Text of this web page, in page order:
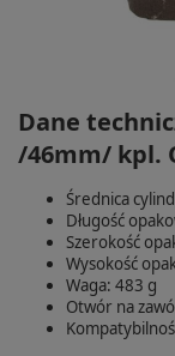
Dane
/46mm/ kpl.
Średnica
Długość
Szerokość
Wysokość
Waga: 483 g
Otwór na